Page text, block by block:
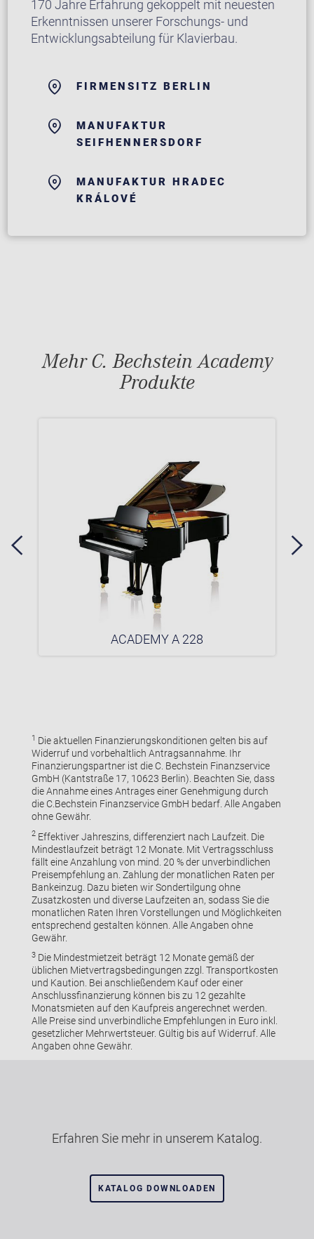
170 Jahre Erfahrung gekoppelt mit neuesten
Erkenntnissen unserer Forschungs- und
Entwicklungsabteilung für Klavierbau.
FIRMENSITZ BERLIN
MANUFAKTUR
SEIFHENNERSDORF
MANUFAKTUR HRADEC
KRÁLOVÉ
Mehr C. Bechstein Academy
Produkte
ACADEMY A 228
1 Die aktuellen Finanzierungskonditionen gelten bis auf
Widerruf und vorbehaltlich Antragsannahme. Ihr
Finanzierungspartner ist die C. Bechstein Finanzservice
GmbH (Kantstraße 17, 10623 Berlin). Beachten Sie, dass
die Annahme eines Antrages einer Genehmigung durch
die C.Bechstein Finanzservice GmbH bedarf. Alle Angaben
ohne Gewähr.
2Effektiver Jahreszins, differenziert nach Laufzeit. Die
Mindestlaufzeit beträgt 12 Monate. Mit Vertragsschluss
fällt eine Anzahlung von mind. 20 % der unverbindlichen
Preisempfehlung an. Zahlung der monatlichen Raten per
Bankeinzug. Dazu bieten wir Sondertilgung ohne
Zusatzkosten und diverse Laufzeiten an, sodass Sie die
monatlichen Raten Ihren Vorstellungen und Möglichkeiten
entsprechend gestalten können. Alle Angaben ohne
Gewähr.
3Die Mindestmietzeit beträgt 12 Monate gemäß der
üblichen Mietvertragsbedingungen zzgl. Transportkosten
und Kaution. Bei anschließendem Kauf oder einer
Anschlussfinanzierung können bis zu 12 gezahlte
Monatsmieten auf den Kaufpreis angerechnet werden.
Alle Preise sind unverbindliche Empfehlungen in Euro inkl.
gesetzlicher Mehrwertsteuer. Gültig bis auf Widerruf. Alle
Angaben ohne Gewähr.
Erfahren Sie mehr in unserem Katalog.
KATALOG DOWNLOADEN